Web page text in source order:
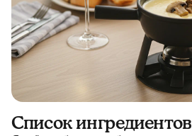
Список ингредиентов